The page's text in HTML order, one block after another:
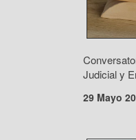
Judicial y
29 Mayo